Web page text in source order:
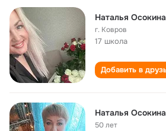
Наталья Осокина
г. Ковров
17 школа
Добавить в
Наталья Осокина
50 лет